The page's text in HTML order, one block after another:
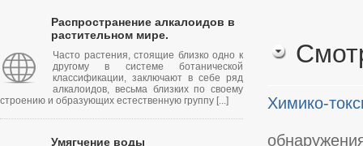
Распространение алкалоидов в
растительном мире.
Часто растения, стоящие близко одно к
другому в системе ботанической
классификации, заключают в себе ряд
алкалоидов, весьма близких по своему
строению и образующих естественную группу [...]
Умягчение воды
Химико-